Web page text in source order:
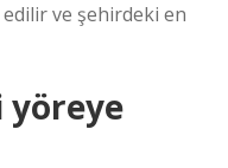
ve şehirdeki en
yöreye